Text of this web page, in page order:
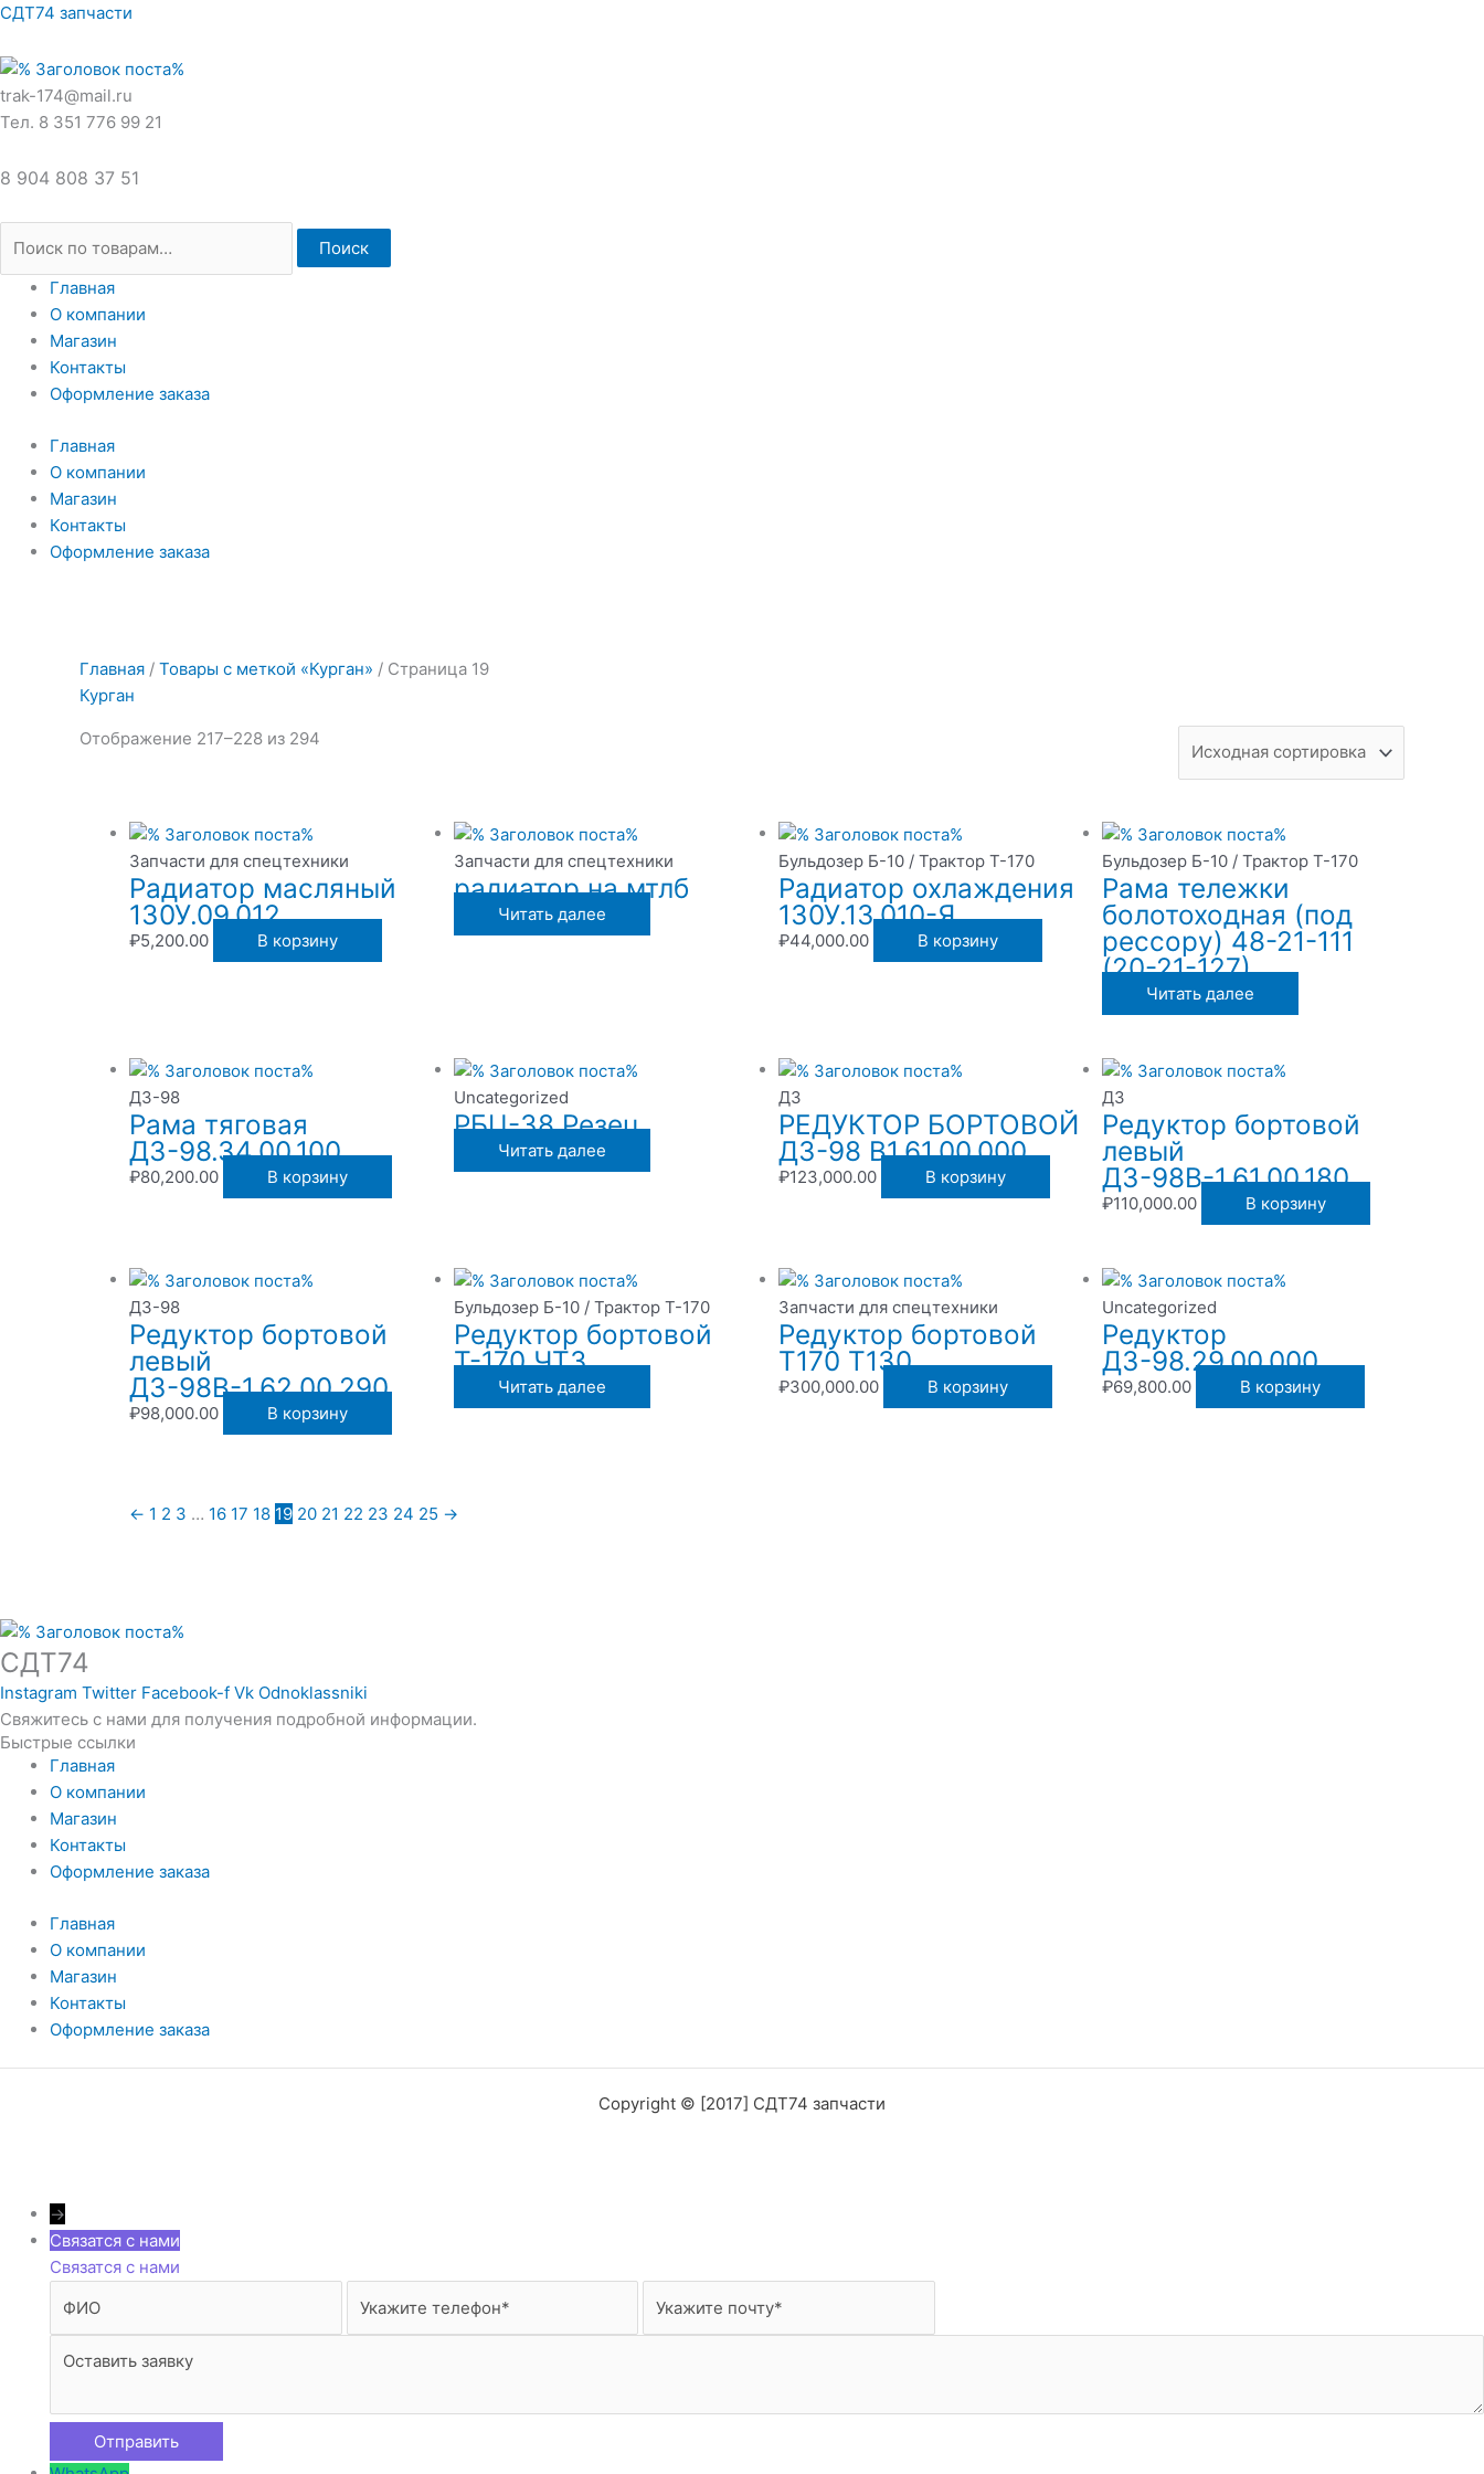
Перейти
содержимому
СДТ74 запчасти
trak-174@mail.ru
Тел. 8 351 776 99 21
8 904 808 37 51
Искать:
Поиск
Главная
О компании
Магазин
Контакты
Оформление заказа
Главная
О компании
Магазин
Контакты
Оформление заказа
Главная / Товары с меткой «Курган» / Страница 19
Курган
Отображение 217–228 из 294
Запчасти для спецтехники
Радиатор масляный
130У.09.012
₽5,200.00 В корзину
Запчасти для спецтехники
радиатор на мтлб
Читать далее
Бульдозер Б-10 / Трактор Т-170
Радиатор охлаждения
130У.13.010-Я
₽44,000.00 В корзину
Бульдозер Б-10 / Трактор Т-170
Рама тележки
болотоходная (под
рессору) 48-21-111
(20-21-127)
Читать далее
ДЗ-98
Рама тяговая
ДЗ-98.34.00.100
₽80,200.00 В корзину
Uncategorized
РБЦ-38 Резец
Читать далее
ДЗ
РЕДУКТОР БОРТОВОЙ
ДЗ-98 В1.61.00.000
₽123,000.00 В корзину
ДЗ
Редуктор бортовой
левый
ДЗ-98В-1.61.00.180
₽110,000.00 В корзину
ДЗ-98
Редуктор бортовой
левый
ДЗ-98В-1.62.00.290
₽98,000.00 В корзину
Бульдозер Б-10 / Трактор Т-170
Редуктор бортовой
Т-170 ЧТЗ
Читать далее
Запчасти для спецтехники
Редуктор бортовой
Т170 Т130
₽300,000.00 В корзину
Uncategorized
Редуктор
ДЗ-98.29.00.000
₽69,800.00 В корзину
← 1 2 3 … 16 17 18 19 20 21 22 23 24 25 →
СДТ74
Instagram Twitter Facebook-f Vk Odnoklassniki
Свяжитесь с нами для получения подробной информации.
Быстрые ссылки
Главная
О компании
Магазин
Контакты
Оформление заказа
Главная
О компании
Магазин
Контакты
Оформление заказа
Copyright © [2017] СДТ74 запчасти
→
Связатся с нами
Связатся с нами